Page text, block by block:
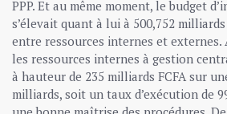
PPP. Et au même moment, le budget
s’élevait quant à lui à 500,752
entre ressources internes et externes.
les ressources internes à gestion
à hauteur de 235 milliards FCFA sur
milliards, soit un taux d’exécution de